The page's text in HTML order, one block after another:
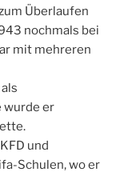
Überlaufen
nochmals bei
mit mehreren
wurde er
und
Schulen, wo er